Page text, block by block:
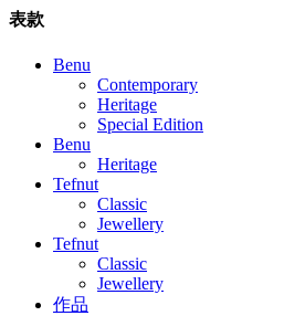
表款
Benu
Contemporary
Heritage
Special Edition
Benu
Heritage
Tefnut
Classic
Jewellery
Tefnut
Classic
Jewellery
作品